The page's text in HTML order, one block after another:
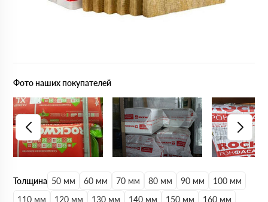
Толщина 50 мм 60 мм 70 мм 80 мм 90 мм
100 мм
110 мм
120 мм 130 мм 140 мм 150 мм
160 мм
Фото наших покупателей